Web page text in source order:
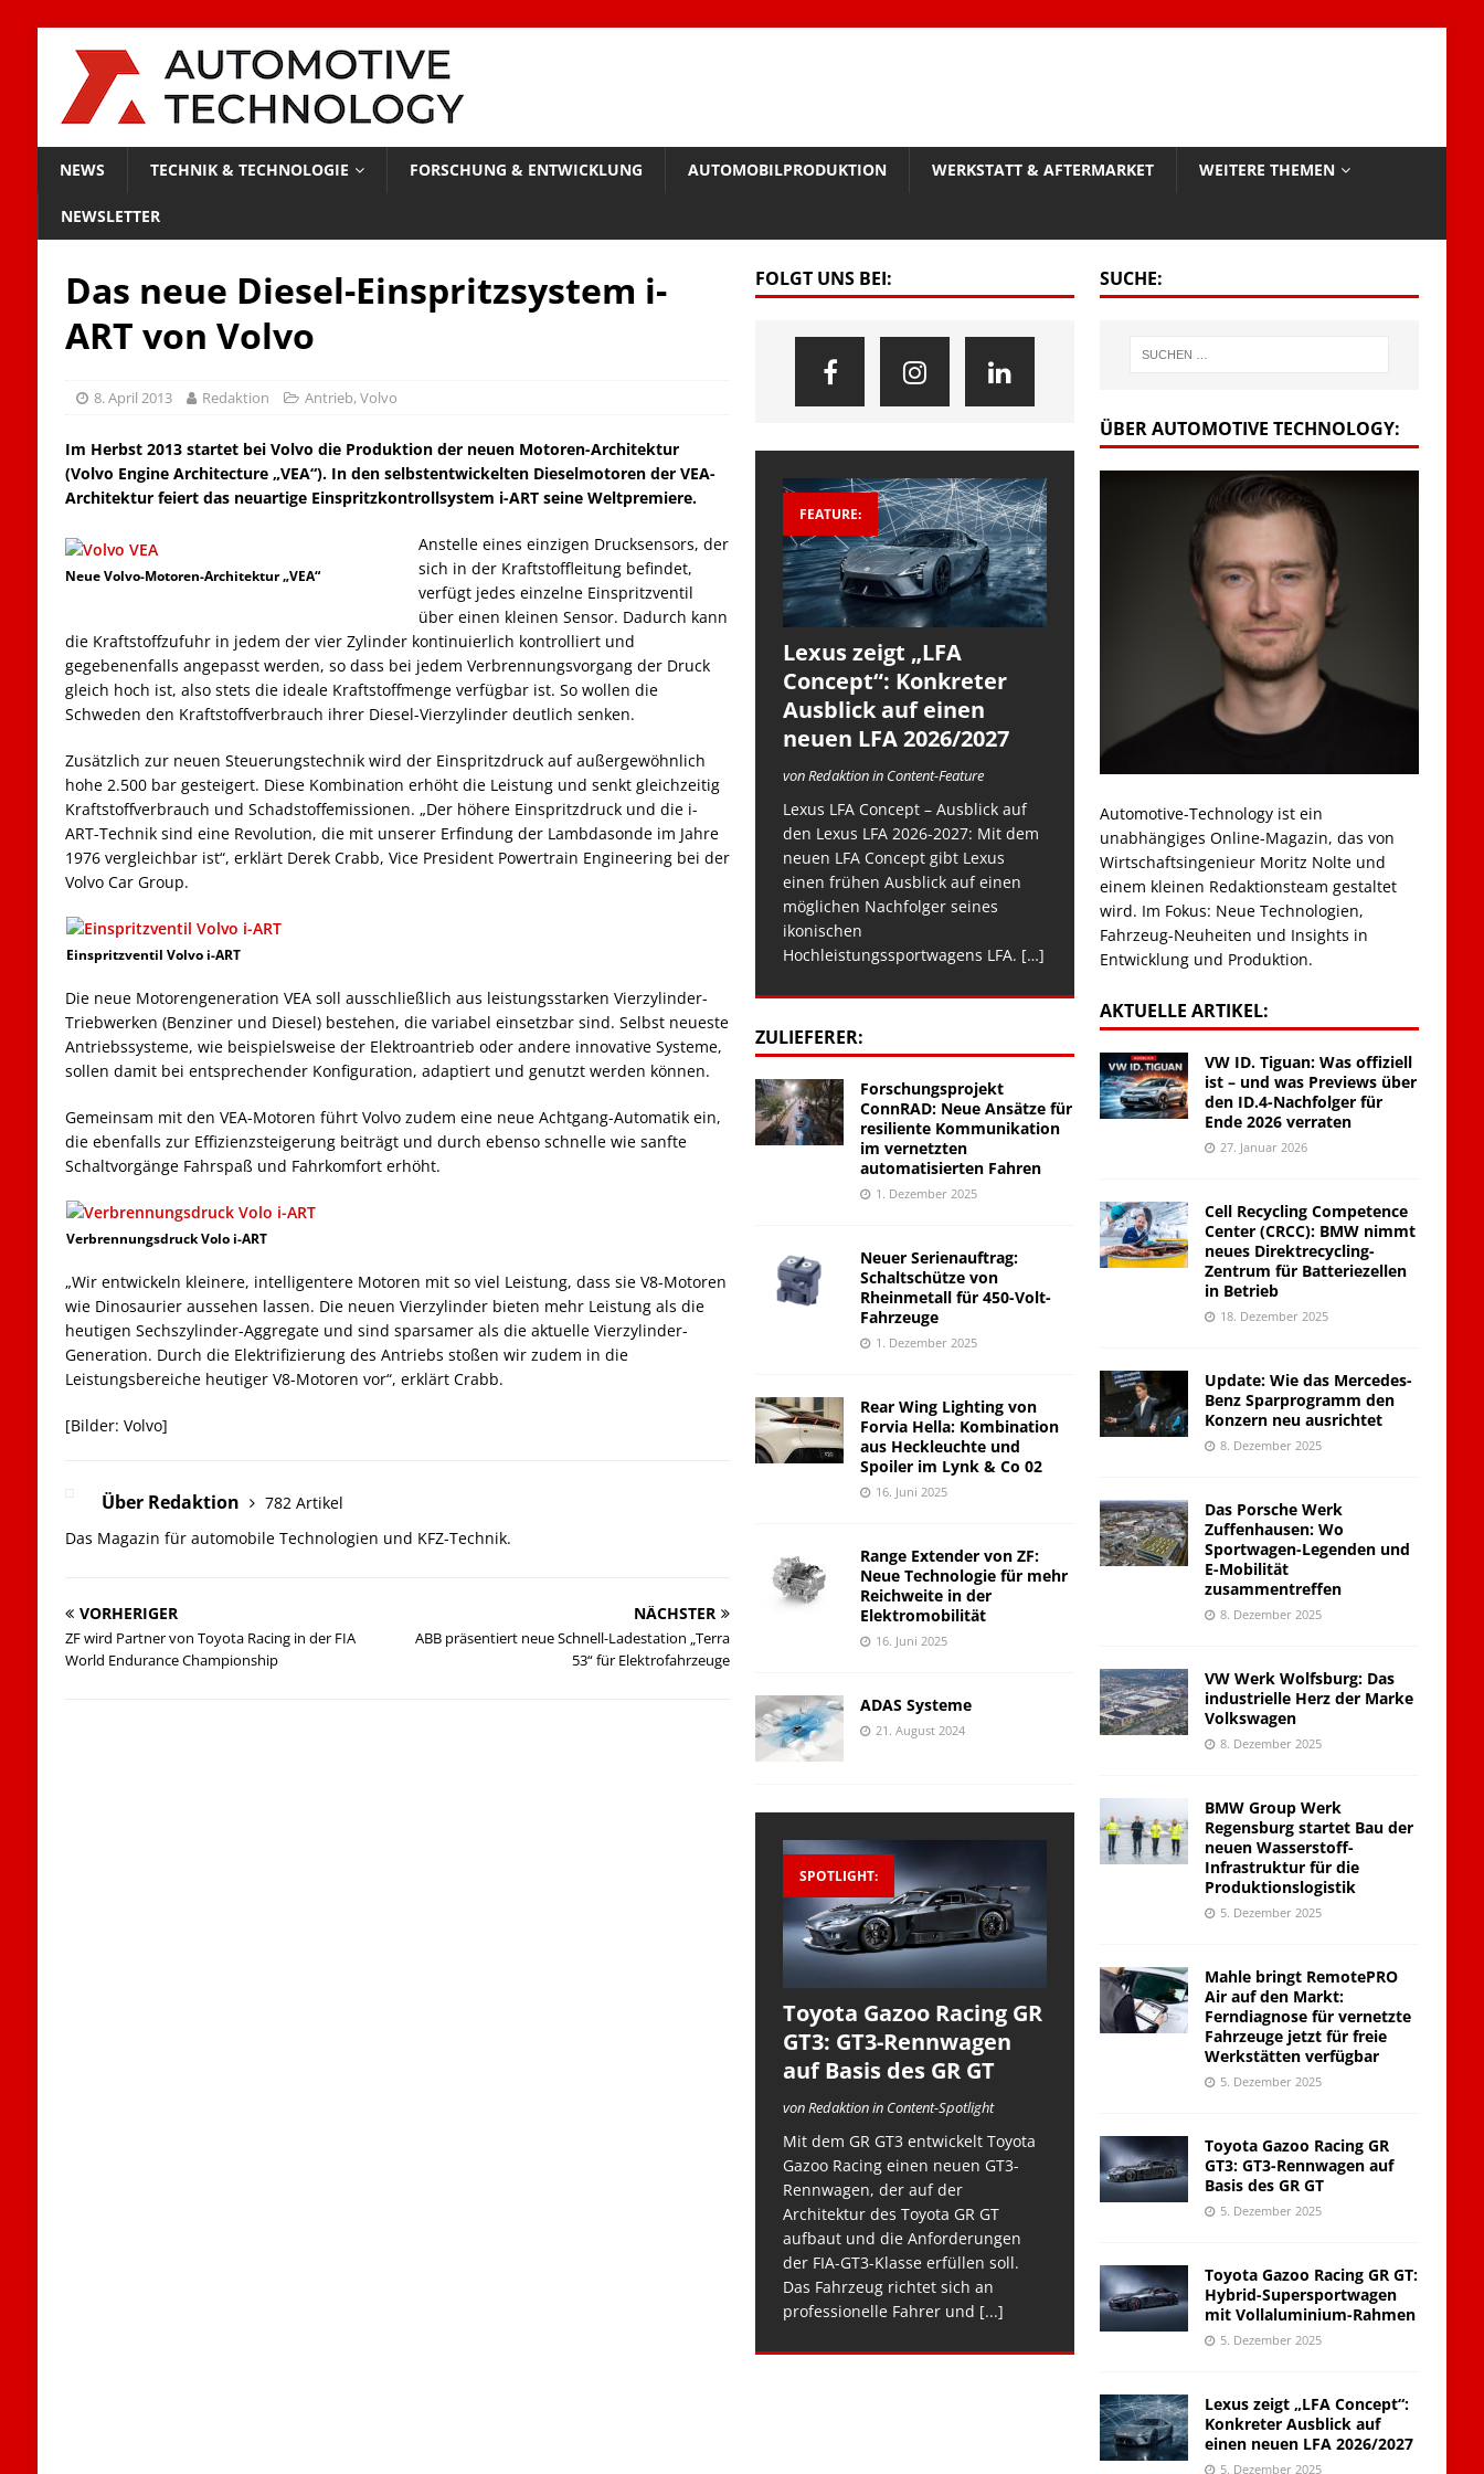
NEWS TECHNIK & TECHNOLOGIE FORSCHUNG & ENTWICKLUNG AUTOMOBILPRODUKTION WERKSTATT & AFTERMARKET WEITERE THEMEN
NEWSLETTER
Das neue Diesel-Einspritzsystem i-
ART von Volvo
8. April 2013 Redaktion Antrieb,Volvo
Im Herbst 2013 startet bei Volvo die Produktion der neuen Motoren-Architektur
(Volvo Engine Architecture „VEA“). In den selbstentwickelten Dieselmotoren der VEA-
Architektur feiert das neuartige Einspritzkontrollsystem i-ART seine Weltpremiere.
Neue Volvo-Motoren-Architektur „VEA“
Anstelle eines einzigen Drucksensors, der
sich in der Kraftstoffleitung befindet,
verfügt jedes einzelne Einspritzventil
über einen kleinen Sensor. Dadurch kann
die Kraftstoffzufuhr in jedem der vier Zylinder kontinuierlich kontrolliert und
gegebenenfalls angepasst werden, so dass bei jedem Verbrennungsvorgang der Druck
gleich hoch ist, also stets die ideale Kraftstoffmenge verfügbar ist. So wollen die
Schweden den Kraftstoffverbrauch ihrer Diesel-Vierzylinder deutlich senken.
Zusätzlich zur neuen Steuerungstechnik wird der Einspritzdruck auf außergewöhnlich
hohe 2.500 bar gesteigert. Diese Kombination erhöht die Leistung und senkt gleichzeitig
Kraftstoffverbrauch und Schadstoffemissionen. „Der höhere Einspritzdruck und die i-
ART-Technik sind eine Revolution, die mit unserer Erfindung der Lambdasonde im Jahre
1976 vergleichbar ist“, erklärt Derek Crabb, Vice President Powertrain Engineering bei der
Volvo Car Group.
Einspritzventil Volvo i-ART
Die neue Motorengeneration VEA soll ausschließlich aus leistungsstarken Vierzylinder-
Triebwerken (Benziner und Diesel) bestehen, die variabel einsetzbar sind. Selbst neueste
Antriebssysteme, wie beispielsweise der Elektroantrieb oder andere innovative Systeme,
sollen damit bei entsprechender Konfiguration, adaptiert und genutzt werden können.
Gemeinsam mit den VEA-Motoren führt Volvo zudem eine neue Achtgang-Automatik ein,
die ebenfalls zur Effizienzsteigerung beiträgt und durch ebenso schnelle wie sanfte
Schaltvorgänge Fahrspaß und Fahrkomfort erhöht.
Verbrennungsdruck Volo i-ART
„Wir entwickeln kleinere, intelligentere Motoren mit so viel Leistung, dass sie V8-Motoren
wie Dinosaurier aussehen lassen. Die neuen Vierzylinder bieten mehr Leistung als die
heutigen Sechszylinder-Aggregate und sind sparsamer als die aktuelle Vierzylinder-
Generation. Durch die Elektrifizierung des Antriebs stoßen wir zudem in die
Leistungsbereiche heutiger V8-Motoren vor“, erklärt Crabb.
[Bilder: Volvo]
Über Redaktion
782 Artikel
Das Magazin für automobile Technologien und KFZ-Technik.
VORHERIGER
ZF wird Partner von Toyota Racing in der FIA
World Endurance Championship
NÄCHSTER
ABB präsentiert neue Schnell-Ladestation „Terra
53“ für Elektrofahrzeuge
FOLGT UNS BEI:
FEATURE:
Lexus zeigt „LFA
Concept“: Konkreter
Ausblick auf einen
neuen LFA 2026/2027
von Redaktion in Content-Feature
Lexus LFA Concept – Ausblick auf
den Lexus LFA 2026-2027: Mit dem
neuen LFA Concept gibt Lexus
einen frühen Ausblick auf einen
möglichen Nachfolger seines
ikonischen
Hochleistungssportwagens LFA. […]
ZULIEFERER:
Forschungsprojekt
ConnRAD: Neue Ansätze für
resiliente Kommunikation
im vernetzten
automatisierten Fahren
1. Dezember 2025
Neuer Serienauftrag:
Schaltschütze von
Rheinmetall für 450-Volt-
Fahrzeuge
1. Dezember 2025
Rear Wing Lighting von
Forvia Hella: Kombination
aus Heckleuchte und
Spoiler im Lynk & Co 02
16. Juni 2025
Range Extender von ZF:
Neue Technologie für mehr
Reichweite in der
Elektromobilität
16. Juni 2025
ADAS Systeme
21. August 2024
SPOTLIGHT:
Toyota Gazoo Racing GR
GT3: GT3-Rennwagen
auf Basis des GR GT
von Redaktion in Content-Spotlight
Mit dem GR GT3 entwickelt Toyota
Gazoo Racing einen neuen GT3-
Rennwagen, der auf der
Architektur des Toyota GR GT
aufbaut und die Anforderungen
der FIA-GT3-Klasse erfüllen soll.
Das Fahrzeug richtet sich an
professionelle Fahrer und [...]
SUCHE:
ÜBER AUTOMOTIVE TECHNOLOGY:
Automotive-Technology ist ein
unabhängiges Online-Magazin, das von
Wirtschaftsingenieur Moritz Nolte und
einem kleinen Redaktionsteam gestaltet
wird. Im Fokus: Neue Technologien,
Fahrzeug-Neuheiten und Insights in
Entwicklung und Produktion.
AKTUELLE ARTIKEL:
VW ID. Tiguan: Was offiziell
ist – und was Previews über
den ID.4-Nachfolger für
Ende 2026 verraten
27. Januar 2026
Cell Recycling Competence
Center (CRCC): BMW nimmt
neues Direktrecycling-
Zentrum für Batteriezellen
in Betrieb
18. Dezember 2025
Update: Wie das Mercedes-
Benz Sparprogramm den
Konzern neu ausrichtet
8. Dezember 2025
Das Porsche Werk
Zuffenhausen: Wo
Sportwagen-Legenden und
E-Mobilität
zusammentreffen
8. Dezember 2025
VW Werk Wolfsburg: Das
industrielle Herz der Marke
Volkswagen
8. Dezember 2025
BMW Group Werk
Regensburg startet Bau der
neuen Wasserstoff-
Infrastruktur für die
Produktionslogistik
5. Dezember 2025
Mahle bringt RemotePRO
Air auf den Markt:
Ferndiagnose für vernetzte
Fahrzeuge jetzt für freie
Werkstätten verfügbar
5. Dezember 2025
Toyota Gazoo Racing GR
GT3: GT3-Rennwagen auf
Basis des GR GT
5. Dezember 2025
Toyota Gazoo Racing GR GT:
Hybrid-Supersportwagen
mit Vollaluminium-Rahmen
5. Dezember 2025
Lexus zeigt „LFA Concept“:
Konkreter Ausblick auf
einen neuen LFA 2026/2027
5. Dezember 2025